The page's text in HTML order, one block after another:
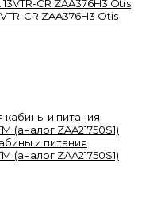
CR ZAA376H3 Otis
и питания
ZAA21750S1)